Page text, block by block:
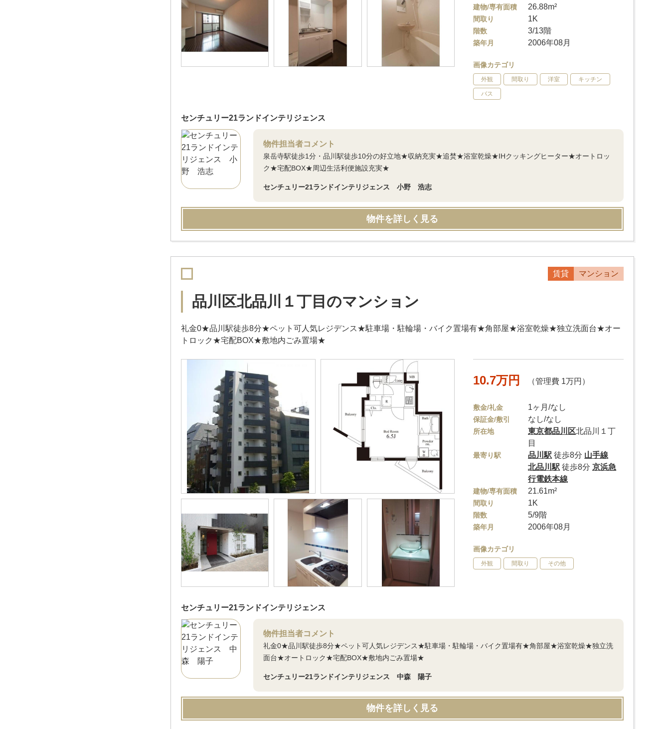
建物/専有面積 26.88m²
間取り 1K
階数 3/13階
築年月 2006年08月
画像カテゴリ
外観 間取り 洋室 キッチン
バス
センチュリー21ランドインテリジェンス
物件担当者コメント
泉岳寺駅徒歩1分・品川駅徒歩10分の好立地★収納充実★追焚★浴室乾燥★IHクッキングヒーター★オートロッ
ク★宅配BOX★周辺生活利便施設充実★
センチュリー21ランドインテリジェンス 小野 浩志
物件を詳しく見る
賃貸 マンション
品川区北品川１丁目のマンション
礼金0★品川駅徒歩8分★ペット可人気レジデンス★駐車場・駐輪場・バイク置場有★角部屋★浴室乾燥★独立洗面台★オー
トロック★宅配BOX★敷地内ごみ置場★
10.7万円 （管理費 1万円）
敷金/礼金 1ヶ月/なし
保証金/敷引 なし/なし
所在地 東京都品川区北品川１丁
目
最寄り駅 品川駅 徒歩8分 山手線
北品川駅 徒歩8分京浜急
行電鉄本線
建物/専有面積 21.61m²
間取り 1K
階数 5/9階
築年月 2006年08月
画像カテゴリ
外観 間取り その他
センチュリー21ランドインテリジェンス
物件担当者コメント
礼金0★品川駅徒歩8分★ペット可人気レジデンス★駐車場・駐輪場・バイク置場有★角部屋★浴室乾燥★独立洗
面台★オートロック★宅配BOX★敷地内ごみ置場★
センチュリー21ランドインテリジェンス 中森 陽子
物件を詳しく見る